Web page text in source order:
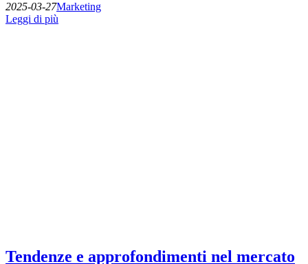
2025-03-27Marketing
Leggi di più
Tendenze e approfondimenti nel mercato